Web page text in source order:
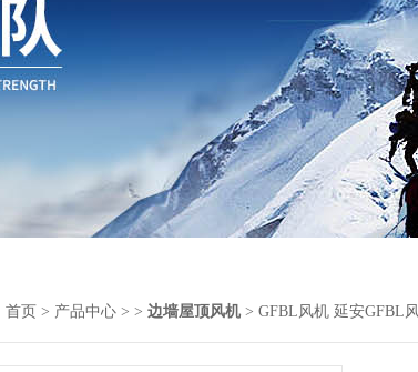
首页 > 产品中心 > > 边墙屋顶风机> GFBL风机 延安GFBL